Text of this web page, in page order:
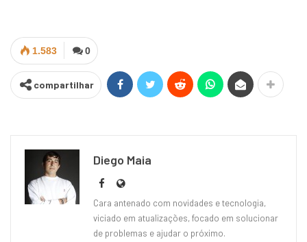
0
1.583
compartilhar
Diego Maia
Cara antenado com novidades e tecnologia,
viciado em atualizações, focado em solucionar
de problemas e ajudar o próximo.